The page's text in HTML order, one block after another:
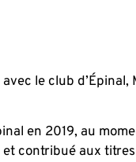
le club
en 2019, au
contribué aux